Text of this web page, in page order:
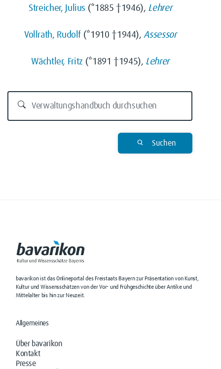
Streicher, Julius (*1885 †1946), Lehrer
Vollrath, Rudolf (*1910 †1944), Assessor
Wächtler, Fritz (*1891 †1945), Lehrer
Suchen
bavarikon ist das Onlineportal des Freistaats Bayern zur Präsentation von Kunst,
Kultur und Wissensschätzen von der Vor- und Frühgeschichte über Antike und
Mittelalter bis hin zur Neuzeit.
Allgemeines
Über bavarikon
Kontakt
Presse